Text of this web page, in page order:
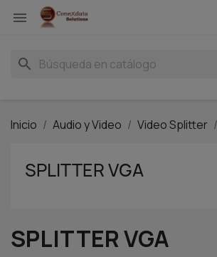

search
Inicio Audio y Video Video Splitter
SPLITTER VGA
SPLITTER VGA